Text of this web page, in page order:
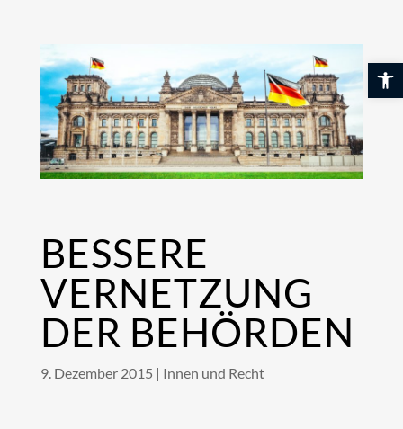
BESSERE
VERNETZUNG
DER BEHÖRDEN
9. Dezember 2015 | Innen und Recht